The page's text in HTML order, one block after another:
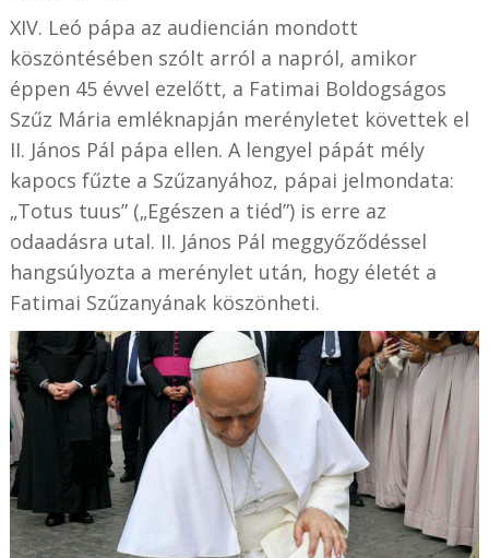
XIV. Leó pápa az audiencián mondott
köszöntésében szólt arról a napról, amikor
éppen 45 évvel ezelőtt, a Fatimai Boldogságos
Szűz Mária emléknapján merényletet követtek el
II. János Pál pápa ellen. A lengyel pápát mély
kapocs fűzte a Szűzanyához, pápai jelmondata:
„Totus tuus” („Egészen a tiéd”) is erre az
odaadásra utal. II. János Pál meggyőződéssel
hangsúlyozta a merénylet után, hogy életét a
Fatimai Szűzanyának köszönheti.